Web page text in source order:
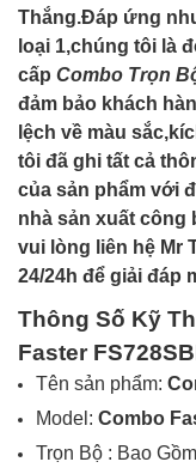
Thắng.Đáp ứng
loại 1,chúng tôi là
cấp Combo Trọn
đảm bảo khách
lệch về màu
tôi đã ghi tất cả
của sản phẩm với
nhà sản xuất công
vui lòng liên hệ Mr
24/24h để giải đáp
Thông Số Kỹ
Faster
Tên sản phẩm:
Model: Combo
Trọn Bộ : Bao